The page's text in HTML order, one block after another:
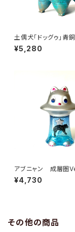
土偶犬「ドッグゥ」青
r.
¥5,280
アブニャン 成層圏
¥4,730
その他の商品